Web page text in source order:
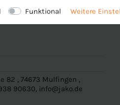
82 , 74673 Mulfingen ,
90630, info@jako.de
Funktional Weitere